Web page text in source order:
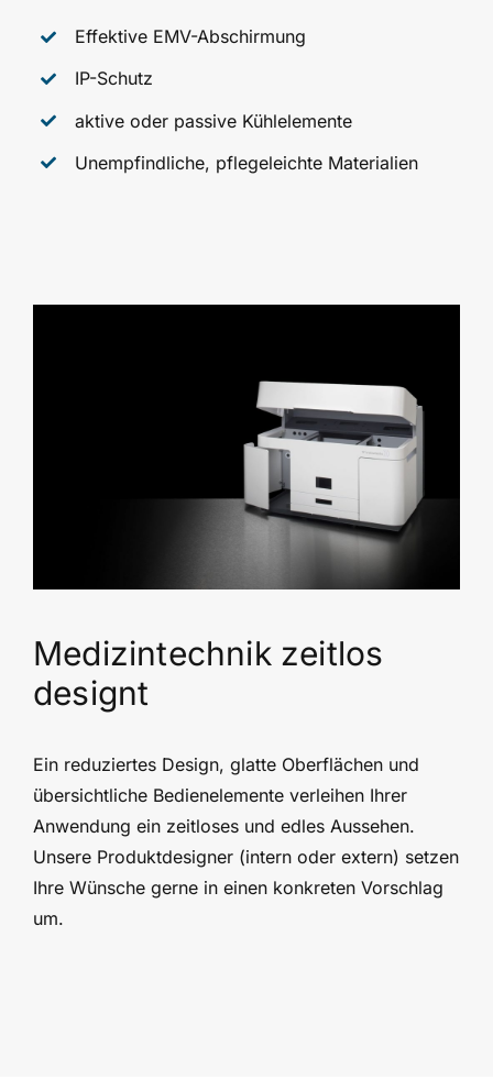
Effektive EMV-Abschirmung
IP-Schutz
aktive oder passive Kühlelemente
Unempfindliche, pflegeleichte Materialien
Medizintechnik zeitlos
designt
Ein reduziertes Design, glatte Oberflächen und
übersichtliche Bedienelemente verleihen Ihrer
Anwendung ein zeitloses und edles Aussehen.
Unsere Produktdesigner (intern oder extern) setzen
Ihre Wünsche gerne in einen konkreten Vorschlag
um.